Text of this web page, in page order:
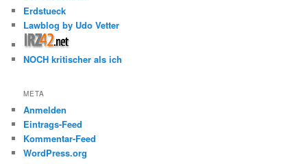
Erdstueck
Lawblog by Udo Vetter
NOCH kritischer als ich
META
Anmelden
Eintrags-Feed
Kommentar-Feed
WordPress.org